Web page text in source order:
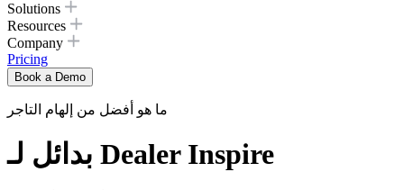
Solutions
Resources
Company
Pricing
Book a Demo
ما هو أفضل من إلهام التاجر
بدائل لـ Dealer Inspire